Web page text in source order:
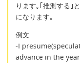
ります｡｢推測する｣
になります｡
例文
-I
advance in the